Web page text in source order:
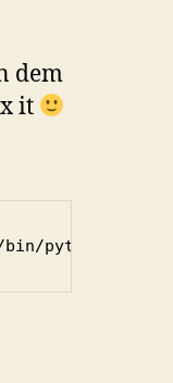
dem
it
python